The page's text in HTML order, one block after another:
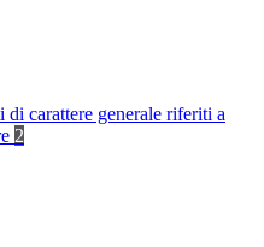
di carattere generale riferiti a
2